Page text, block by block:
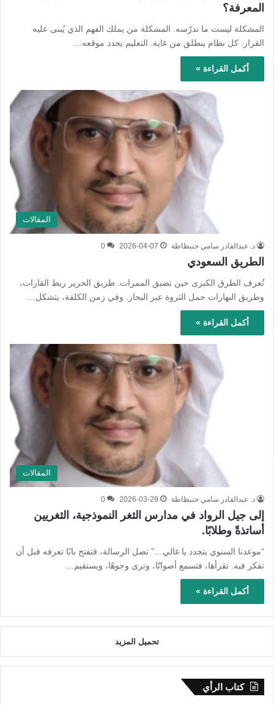
المعرفة؟
المشكلة ليست ما ندرّسه. المشكلة من يملك الفهم الذي يُبنى عليه
القرار. كل نظام ينطلق من غاية. التعليم يحدد موقعه…
أكمل القراءة »
المقالات
د. عبدالقادر سامي حنبظاظة 2026-04-07
0
الطريق السعودي
تُعرف الطرق الكبرى حين تضيق الممرات. طريق الحرير ربط القارات،
وطريق البهارات حمل الثروة عبر البحار. وفي زمن الكلفة، يتشكل…
أكمل القراءة »
المقالات
د. عبدالقادر سامي حنبظاظة 2026-03-29
0
إلى جيل الرواد في مدارس الثغر النموذجية، الثغريين
أساتذةً وطلابًا.
“موعدنا السنوي يتجدد يا غالي…” تصل الرسالة، فتفتح بابًا تعرفه قبل أن
تفكر فيه. تقرأها، فتسمع أصواتًا، وترى وجوهًا، ويستقيم…
أكمل القراءة »
تحميل المزيد
كتاب الرأي